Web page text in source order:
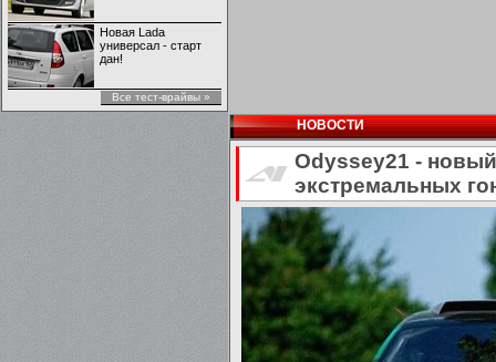
Новая Lada
универсал - старт
дан!
Все тест-врайвы »
НОВОСТИ
Odyssey21 -
экстремальных